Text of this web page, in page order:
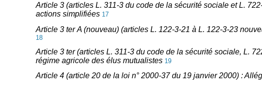
Article 3 (articles L. 311-3 du code de la sécurité sociale et L.
actions simplifiées 17
Article 3 ter A (nouveau) (articles L. 122-3-21 à L. 122-3-23
18
Article 3 ter (articles L. 311-3 du code de la sécurité sociale, L.
régime agricole des élus mutualistes 19
Article 4 (article 20 de la loi n° 2000-37 du 19 janvier 2000) :